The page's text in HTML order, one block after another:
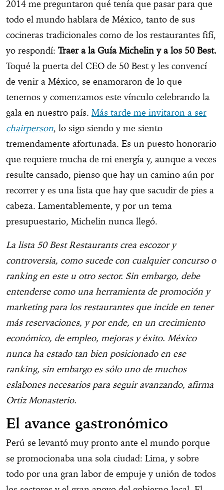
2014 me preguntaron qué tenía que pasar para que
todo el mundo hablara de México, tanto de sus
cocineras tradicionales como de los restaurantes fifí,
yo respondí:Traer a la Guía Michelin y a los 50 Best.
Toqué la puerta del CEO de 50 Best y les convencí
de venir a México, se enamoraron de lo que
tenemos y comenzamos este vínculo celebrando la
gala en nuestro país. Más tarde me invitaron a ser
chairperson, lo sigo siendo y me siento
tremendamente afortunada. Es un puesto honorario
que requiere mucha de mi energía y, aunque a veces
resulte cansado, pienso que hay un camino aún por
recorrer y es una lista que hay que sacudir de pies a
cabeza. Lamentablemente, y por un tema
presupuestario, Michelin nunca llegó.
La lista 50 Best Restaurants crea escozor y
controversia, como sucede con cualquier concurso o
ranking en este u otro sector. Sin embargo, debe
entenderse como una herramienta de promoción y
marketing para los restaurantes que incide en tener
más reservaciones, y por ende, en un crecimiento
económico, de empleo, mejoras y éxito. México
nunca ha estado tan bien posicionado en ese
ranking, sin embargo es sólo uno de muchos
eslabones necesarios para seguir avanzando, afirma
Ortiz Monasterio.
El avance gastronómico
Perú se levantó muy pronto ante el mundo porque
se promocionaba una sola ciudad: Lima, y sobre
todo por una gran labor de empuje y unión de todos